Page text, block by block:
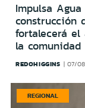
Impulsa
construcción
fortalecerá el
la comunidad
REDOHIGGINS 07/
REGIONAL